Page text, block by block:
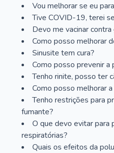
Vou melhorar se eu
Tive COVID-19, terei
Devo me vacinar contra
Como posso melhorar
Sinusite tem cura?
Como posso prevenir a
Tenho rinite, posso ter
Como posso melhorar
Tenho restrições para
fumante?
O que devo evitar para
respiratórias?
Quais os efeitos da